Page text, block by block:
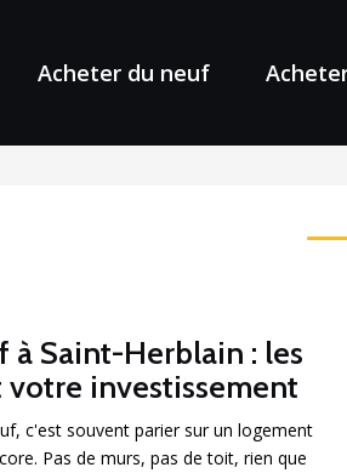
Acheter du neuf
Saint-Herblain : les
votre investissement
c'est souvent parier sur un logement
Pas de murs, pas de toit, rien que